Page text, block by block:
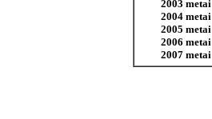
2003 metai
2004 metai
2005 metai
2006 metai
2007 metai